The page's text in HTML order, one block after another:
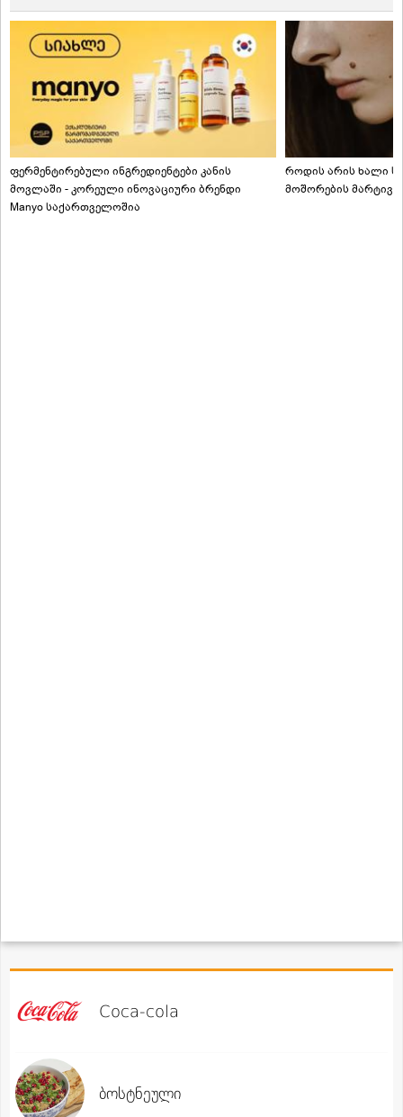
ფერმენტირებული ინგრედიენტები კანის
მოვლაში - კორეული ინოვაციური ბრენდი
Manyo საქართველოშია
როდის არის ხალი
მოშორების
Coca-cola
ბოსტნეული